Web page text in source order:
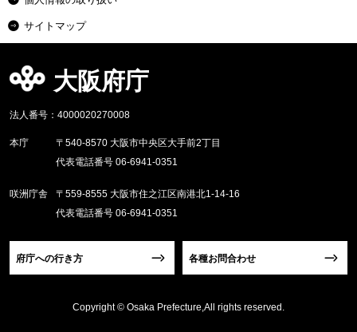
サイトマップ
大阪府庁
法人番号：4000020270008
本庁
〒540-8570 大阪市中央区大手前2丁目
代表電話番号 06-6941-0351
咲洲庁舎
〒559-8555 大阪市住之江区南港北1-14-16
代表電話番号 06-6941-0351
府庁への行き方 各種お問合わせ
Copyright © Osaka Prefecture,All rights reserved.